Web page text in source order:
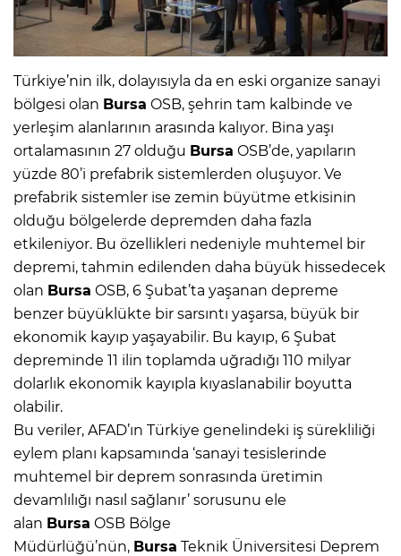
Türkiye’nin ilk, dolayısıyla da en eski organize sanayi
bölgesi olan Bursa OSB, şehrin tam kalbinde ve
yerleşim alanlarının arasında kalıyor. Bina yaşı
ortalamasının 27 olduğu Bursa OSB’de, yapıların
yüzde 80’i prefabrik sistemlerden oluşuyor. Ve
prefabrik sistemler ise zemin büyütme etkisinin
olduğu bölgelerde depremden daha fazla
etkileniyor. Bu özellikleri nedeniyle muhtemel bir
depremi, tahmin edilenden daha büyük hissedecek
olan Bursa OSB, 6 Şubat’ta yaşanan depreme
benzer büyüklükte bir sarsıntı yaşarsa, büyük bir
ekonomik kayıp yaşayabilir. Bu kayıp, 6 Şubat
depreminde 11 ilin toplamda uğradığı 110 milyar
dolarlık ekonomik kayıpla kıyaslanabilir boyutta
olabilir.
Bu veriler, AFAD’ın Türkiye genelindeki iş sürekliliği
eylem planı kapsamında ‘sanayi tesislerinde
muhtemel bir deprem sonrasında üretimin
devamlılığı nasıl sağlanır’ sorusunu ele
alan Bursa OSB Bölge
Müdürlüğü’nün, Bursa Teknik Üniversitesi Deprem